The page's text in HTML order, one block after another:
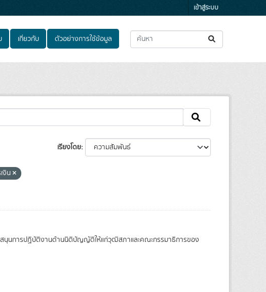
เข้าสู่ระบบ
เกี่ยวกับ ตัวอย่างการใช้ข้อมูล
เรียงโดย
งิน
สนุนการปฏิบัติงานด้านนิติบัญญัติให้แก่วุฒิสภาและคณะกรรมาธิการของ